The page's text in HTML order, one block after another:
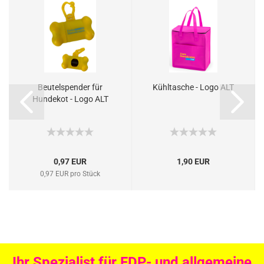
Beutelspender für
Hundekot - Logo ALT
0,97 EUR
0,97 EUR pro Stück
Kühltasche - Logo ALT
1,90 EUR